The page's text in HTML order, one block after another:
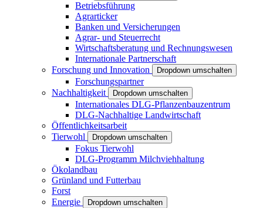
Betriebsführung
Agrarticker
Banken und Versicherungen
Agrar- und Steuerrecht
Wirtschaftsberatung und Rechnungswesen
Internationale Partnerschaft
Forschung und Innovation
Dropdown umschalten
Forschungspartner
Nachhaltigkeit
Dropdown umschalten
Internationales DLG-Pflanzenbauzentrum
DLG-Nachhaltige Landwirtschaft
Öffentlichkeitsarbeit
Tierwohl
Dropdown umschalten
Fokus Tierwohl
DLG-Programm Milchviehhaltung
Ökolandbau
Grünland und Futterbau
Forst
Energie
Dropdown umschalten